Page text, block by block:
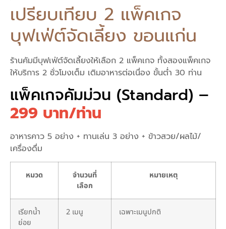
เปรียบเทียบ 2 แพ็คเกจ
บุฟเฟ่ต์จัดเลี้ยง ขอนแก่น
ร้านคัมมีบุฟเฟ่ต์จัดเลี้ยงให้เลือก 2 แพ็คเกจ ทั้งสองแพ็คเกจ
ให้บริการ 2 ชั่วโมงเต็ม เติมอาหารต่อเนื่อง ขั้นต่ำ 30 ท่าน
แพ็คเกจคัมม่วน (Standard) –
299 บาท/ท่าน
อาหารคาว 5 อย่าง + ทานเล่น 3 อย่าง + ข้าวสวย/ผลไม้/
เครื่องดื่ม
หมวด
จำนวนที่
เลือก
หมายเหตุ
เรียกน้ำ
ย่อย
2 เมนู เฉพาะเมนูปกติ